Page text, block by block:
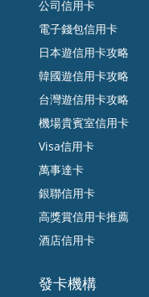
公司信用卡
電子錢包信用卡
日本遊信用卡攻略
韓國遊信用卡攻略
台灣遊信用卡攻略
機場貴賓室信用卡
Visa信用卡
萬事達卡
銀聯信用卡
高獎賞信用卡推薦
酒店信用卡
發卡機構